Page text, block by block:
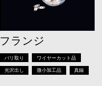
フランジ
バリ取り ワイヤーカット品
光沢出し 微小加工品 真鍮